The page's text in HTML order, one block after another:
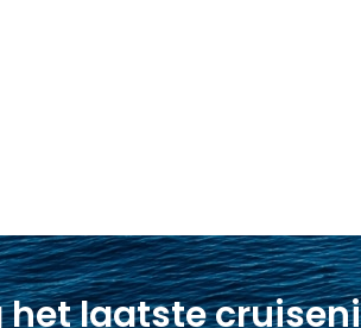
het laatste